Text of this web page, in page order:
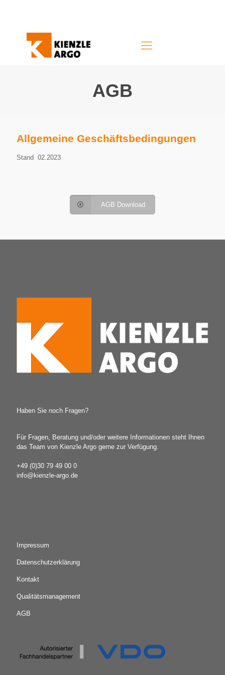
AGB
Allgemeine Geschäftsbedingungen
Stand 02.2023
AGB Download
Haben Sie noch Fragen?
Für Fragen, Beratung und/oder weitere Informationen steht Ihnen
das Team von Kienzle Argo gerne zur Verfügung.
+49 (0)30 79 49 00 0
info@kienzle-argo.de
Impressum
Datenschutzerklärung
Kontakt
Qualitätsmanagement
AGB